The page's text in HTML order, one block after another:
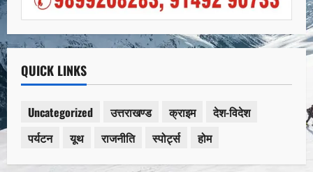
QUICK LINKS
Uncategorized उत्तराखण्ड क्राइम
देश-विदेश
पर्यटन
यूथ राजनीति स्पोर्ट्स होम